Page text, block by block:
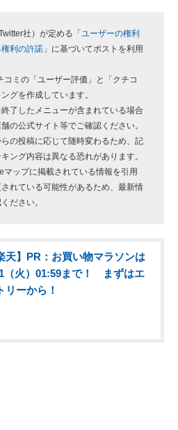
社）が定める「 ユーザーの権利
利の許諾 」に基づいてポストを利用
コミの「ユーザー評価」と「クチコ
グを作成しています。
了したメニューが含まれている場合
の公式サイト等でご確認ください。
の投稿に応じて随時変わるため、記
ング内容は異なる恐れがあります。
マップに掲載されている情報を引用
れている可能性があるため、最新情
ださい。
天】PR：お買い物マラソンは
（火）01:59まで！ まずはエ
リーから！